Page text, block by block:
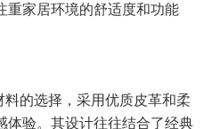
重家居环境的舒适度和功能
料的选择，采用优质皮革和柔
体验。其设计往往结合了经典